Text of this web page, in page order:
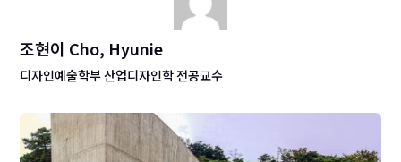
조현이 Cho, Hyunie
디자인예술학부 산업디자인학 전공교수